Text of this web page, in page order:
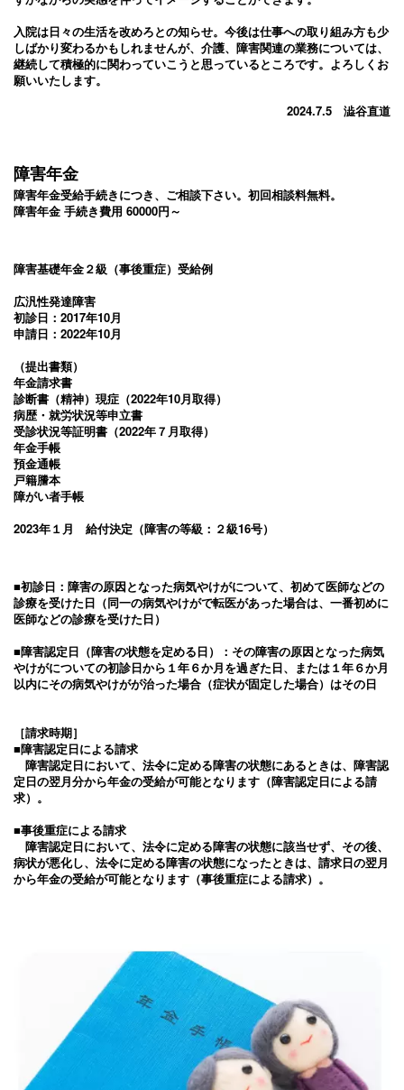
入院は日々の生活を改めろとの知らせ。今後は仕事への取り組み方も少
しばかり変わるかもしれませんが、介護、障害関連の業務については、
継続して積極的に関わっていこうと思っているところです。よろしくお
願いいたします。
2024.7.5 澁谷直道
障害年金
障害年金受給手続きにつき、ご相談下さい。初回相談料無料。
障害年金 手続き費用 60000円～
障害基礎年金２級（事後重症）受給例
広汎性発達障害
初診日：2017年10月
申請日：2022年10月
（提出書類）
年金請求書
診断書（精神）現症（2022年10月取得）
病歴・就労状況等申立書
受診状況等証明書（2022年７月取得）
年金手帳
預金通帳
戸籍謄本
障がい者手帳
2023年１月 給付決定（障害の等級：２級16号）
■初診日：障害の原因となった病気やけがについて、初めて医師などの
診療を受けた日（同一の病気やけがで転医があった場合は、一番初めに
医師などの診療を受けた日）
■障害認定日（障害の状態を定める日）：その障害の原因となった病気
やけがについての初診日から１年６か月を過ぎた日、または１年６か月
以内にその病気やけがが治った場合（症状が固定した場合）はその日
［請求時期］
■障害認定日による請求
障害認定日において、法令に定める障害の状態にあるときは、障害認
定日の翌月分から年金の受給が可能となります（障害認定日による請
求）。
■事後重症による請求
障害認定日において、法令に定める障害の状態に該当せず、その後、
病状が悪化し、法令に定める障害の状態になったときは、請求日の翌月
から年金の受給が可能となります（事後重症による請求）。